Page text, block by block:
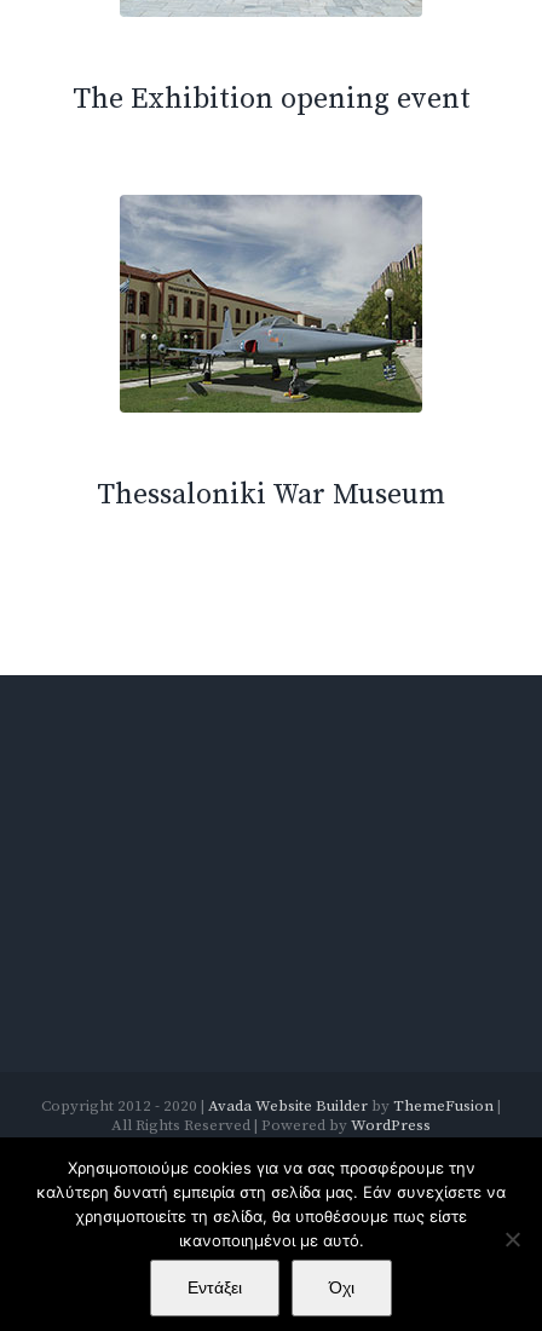
The Exhibition opening event
Thessaloniki War Museum
Copyright 2012 - 2020 | Avada Website Builder byThemeFusion |
All Rights Reserved | Powered byWordPress
FacebookTwitterInstagramPinterest
Français Deutsch
Χρησιμοποιούμε cookies για να σας προσφέρουμε την
καλύτερη δυνατή εμπειρία στη σελίδα μας. Εάν συνεχίσετε να
χρησιμοποιείτε τη σελίδα, θα υποθέσουμε πως είστε
ικανοποιημένοι με αυτό.
Εντάξει Όχι